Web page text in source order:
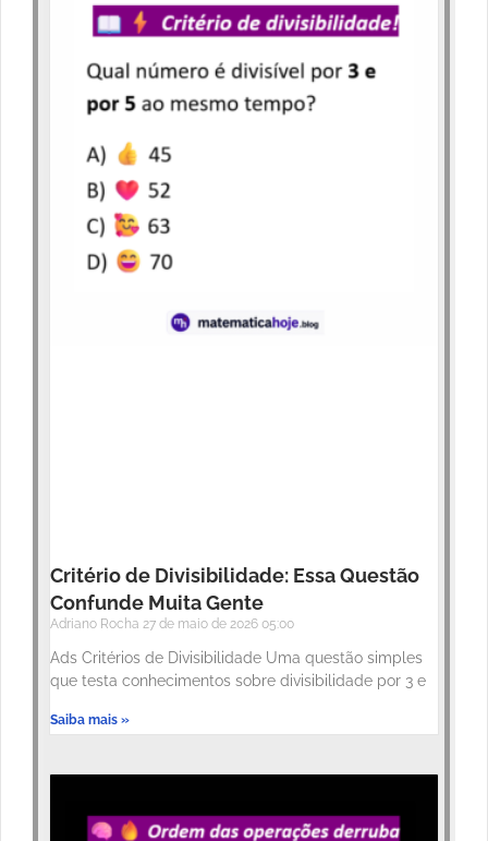
Critério de Divisibilidade: Essa Questão
Confunde Muita Gente
Adriano Rocha 27 de maio de 2026 05:00
Ads Critérios de Divisibilidade Uma questão simples
que testa conhecimentos sobre divisibilidade por 3 e
Saiba mais »